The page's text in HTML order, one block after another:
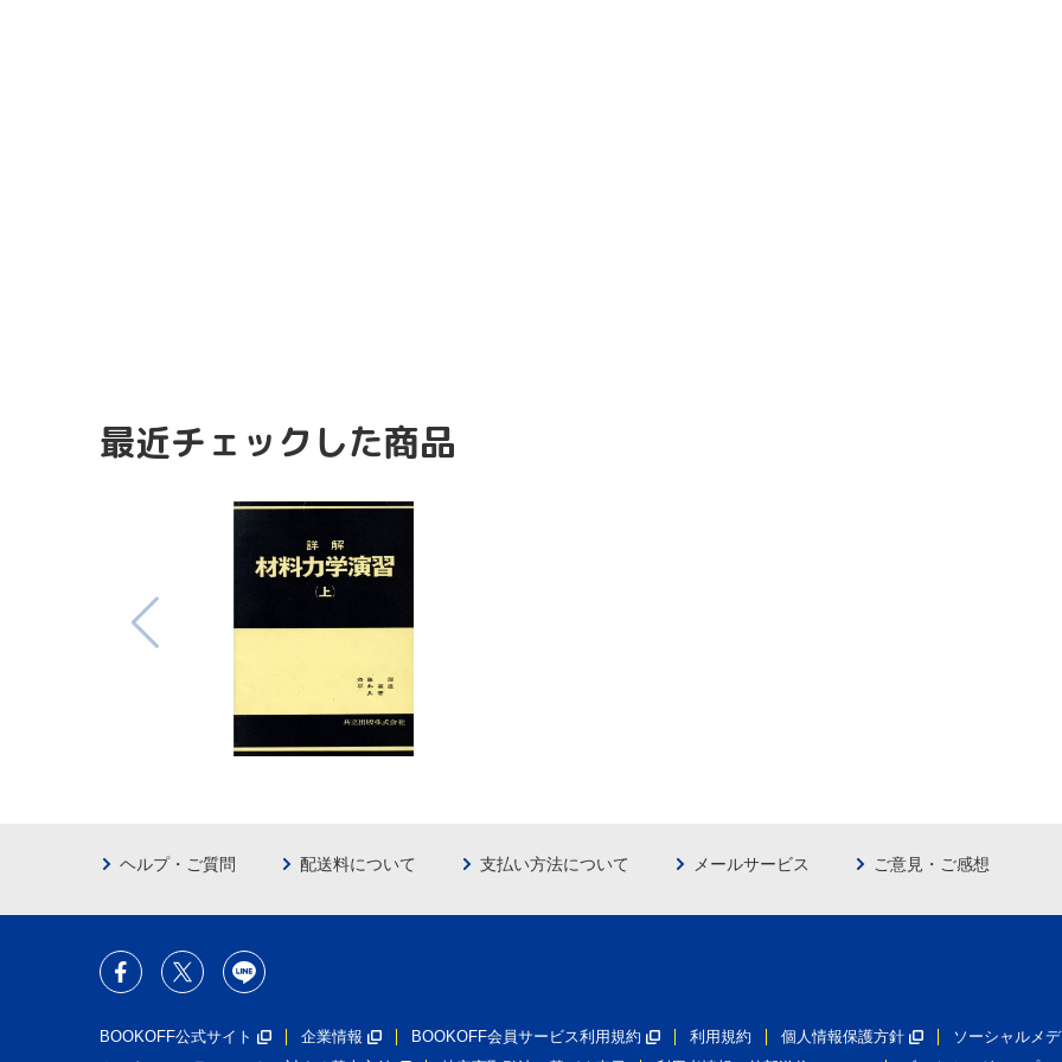
最近チェックした商品
ヘルプ・ご質問 配送料について 支払い方法について メールサービス ご意見・ご感想
BOOKOFF公式サイト 企業情報 BOOKOFF会員サービス利用規約 利用規約 個人情報保護方針
ソーシャルメ